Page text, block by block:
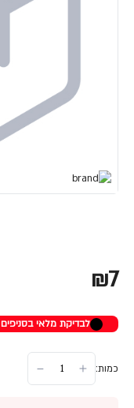
₪7
לבדיקת מלאי בסניפים
כמות: